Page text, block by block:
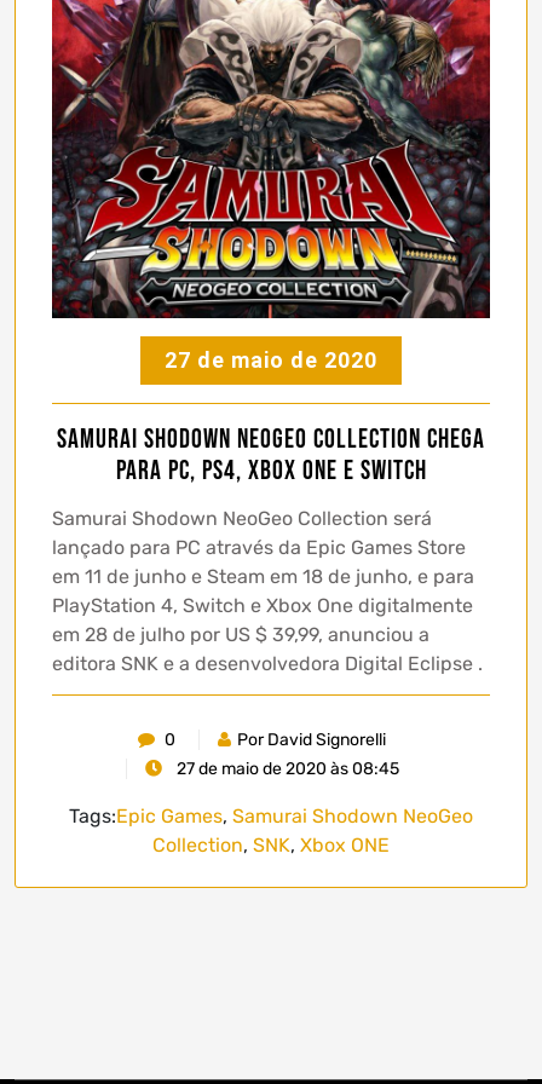
27 de maio de 2020
Samurai Shodown NeoGeo Collection chega
para PC, PS4, Xbox One e Switch
Samurai Shodown NeoGeo Collection será
lançado para PC através da Epic Games Store
em 11 de junho e Steam em 18 de junho, e para
PlayStation 4, Switch e Xbox One digitalmente
em 28 de julho por US $ 39,99, anunciou a
editora SNK e a desenvolvedora Digital Eclipse .
0
Por David Signorelli
27 de maio de 2020 às 08:45
Tags:Epic Games, Samurai Shodown NeoGeo
Collection, SNK, Xbox ONE